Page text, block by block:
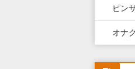
ピン
オナ